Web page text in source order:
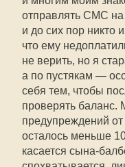
отправлять СМС на
и до сих пор никто
что ему
не верить, но я
а по пустякам —
себя тем, чтобы
проверять баланс.
предупреждений
осталось меньше
касается сына-